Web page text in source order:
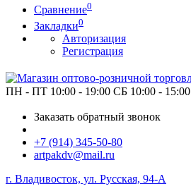
Сравнение0
Закладки0
Авторизация
Регистрация
ПН - ПТ 10:00 - 19:00 СБ 10:00 - 15:00
Заказать обратный звонок
+7 (914) 345-50-80
artpakdv@mail.ru
г. Владивосток, ул. Русская, 94-А